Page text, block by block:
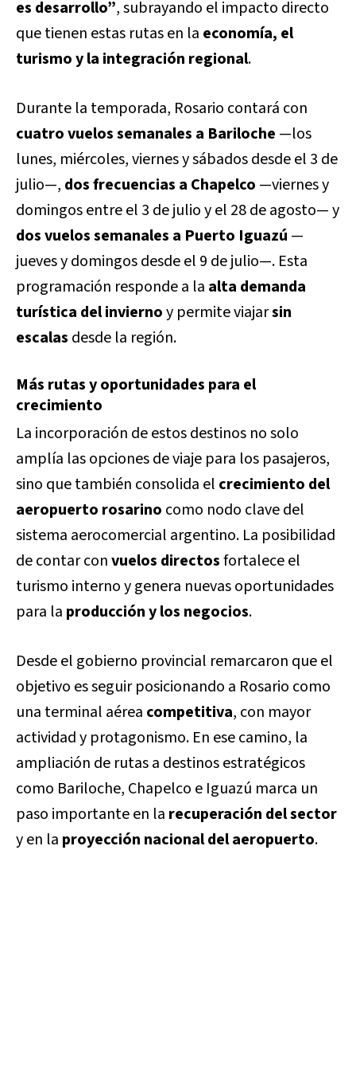
es desarrollo”, subrayando el impacto directo
que tienen estas rutas en la economía, el
turismo y la integración regional.
Durante la temporada, Rosario contará con
cuatro vuelos semanales a Bariloche —los
lunes, miércoles, viernes y sábados desde el 3 de
julio—, dos frecuencias a Chapelco —viernes y
domingos entre el 3 de julio y el 28 de agosto— y
dos vuelos semanales a Puerto Iguazú —
jueves y domingos desde el 9 de julio—. Esta
programación responde a la alta demanda
turística del inviernoy permite viajarsin
escalas desde la región.
Más rutas y oportunidades para el
crecimiento
La incorporación de estos destinos no solo
amplía las opciones de viaje para los pasajeros,
sino que también consolida el crecimiento del
aeropuerto rosarino como nodo clave del
sistema aerocomercial argentino. La posibilidad
de contar convuelos directosfortalece el
turismo interno y genera nuevas oportunidades
para la producción y los negocios.
Desde el gobierno provincial remarcaron que el
objetivo es seguir posicionando a Rosario como
una terminal aérea competitiva, con mayor
actividad y protagonismo. En ese camino, la
ampliación de rutas a destinos estratégicos
como Bariloche, Chapelco e Iguazú marca un
paso importante en la recuperación del sector
y en la proyección nacional del aeropuerto.